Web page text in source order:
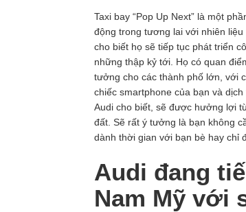
Taxi bay “Pop Up Next” là một
động trong tương lai với nhiên
cho biết họ sẽ tiếp tục phát triển
những thập kỷ tới. Họ có quan
tưởng cho các thành phố lớn, với
chiếc smartphone của bạn và
Audi cho biết, sẽ được hưởng lợi
đất. Sẽ rất ý tưởng là bạn không
dành thời gian với bạn bè hay chỉ
Audi đang
Nam Mỹ với